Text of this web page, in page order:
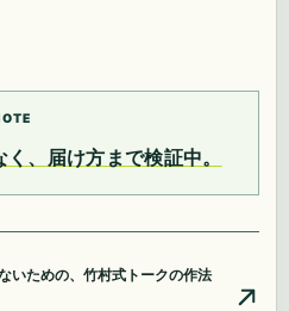
、届け方まで検証中。
いための、竹村式トークの作法